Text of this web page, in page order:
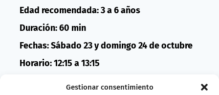
Gestionar consentimiento
Edad recomendada: 3 a 6 años
Duración: 60 min
Fechas: Sábado 23 y domingo 24 de octubre
Horario: 12:15 a 13:15